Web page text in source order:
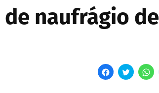
naufrágio de